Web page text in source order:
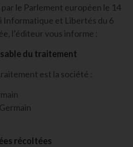
le Parlement européen le 14
Informatique et Libertés du 6
l’éditeur vous informe :
du traitement
est la société :
récoltées